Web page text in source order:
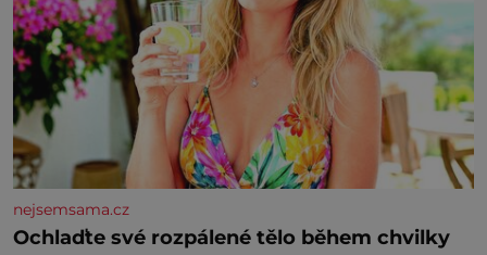
nejsemsama.cz
Ochlaďte své rozpálené tělo během chvilky